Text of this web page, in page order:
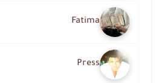
Fatima
Press